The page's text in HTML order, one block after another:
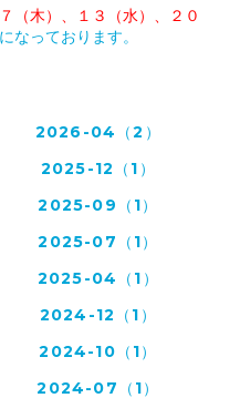
（木）、１３（水）、２０
になっております。
2026-04（2）
2025-12（1）
2025-09（1）
2025-07（1）
2025-04（1）
2024-12（1）
2024-10（1）
2024-07（1）